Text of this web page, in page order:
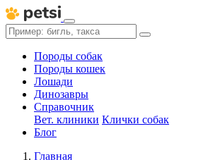
Породы собак
Породы кошек
Лошади
Динозавры
Справочник
Вет. клиники Клички собак
Блог
Главная